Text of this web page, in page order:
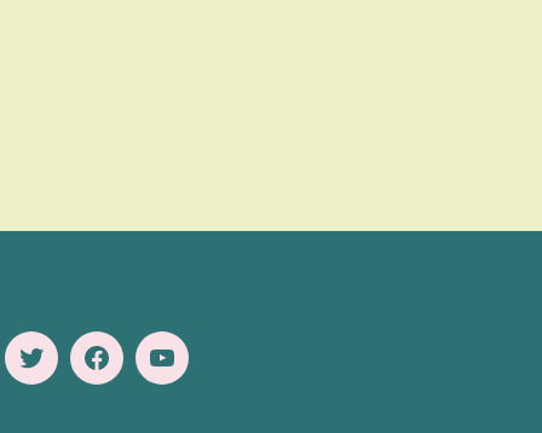
TwitterFacebookYoutube